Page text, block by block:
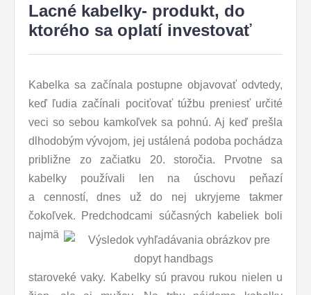
Lacné kabelky- produkt, do
ktorého sa oplatí investovať
Kabelka sa začínala postupne objavovať odvtedy,
keď ľudia začínali pociťovať túžbu preniesť určité
veci so sebou kamkoľvek sa pohnú. Aj keď prešla
dlhodobým vývojom, jej ustálená podoba pochádza
približne zo začiatku 20. storočia. Prvotne sa
kabelky používali len na úschovu peňazí
a cenností, dnes už do nej ukryjeme takmer
čokoľvek.
Predchodcami súčasných kabeliek boli
najmä
staroveké vaky. Kabelky sú pravou rukou nielen u